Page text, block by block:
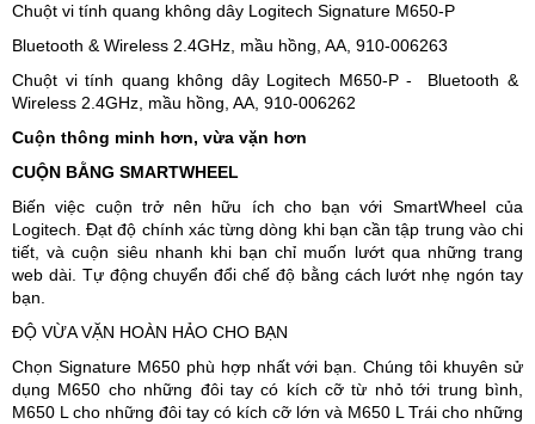
Chuột vi tính quang không dây Logitech Signature M650-P
Bluetooth & Wireless 2.4GHz, mầu hồng, AA, 910-006263
Chuột vi tính quang không dây Logitech M650-P - Bluetooth &
Wireless 2.4GHz, mầu hồng, AA, 910-006262
Cuộn thông minh hơn, vừa vặn hơn
CUỘN BẰNG SMARTWHEEL
Biến việc cuộn trở nên hữu ích cho bạn với SmartWheel của
Logitech. Đạt độ chính xác từng dòng khi bạn cần tập trung vào chi
tiết, và cuộn siêu nhanh khi bạn chỉ muốn lướt qua những trang
web dài. Tự động chuyển đổi chế độ bằng cách lướt nhẹ ngón tay
bạn.
ĐỘ VỪA VẶN HOÀN HẢO CHO BẠN
Chọn Signature M650 phù hợp nhất với bạn. Chúng tôi khuyên sử
dụng M650 cho những đôi tay có kích cỡ từ nhỏ tới trung bình,
M650 L cho những đôi tay có kích cỡ lớn và M650 L Trái cho những